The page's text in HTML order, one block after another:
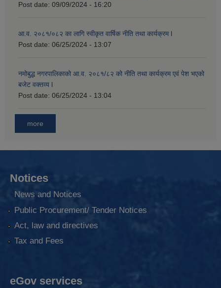
Post date: 09/09/2024 - 16:20
आ.व. २०८१/०८२ का लागि स्वीकृत वार्षिक नीति तथा कार्यक्रम l
Post date: 06/25/2024 - 13:07
नमोबुद्ध नगरपालिकाको आ‍.व. २०८१/८२ को नीति तथा कार्यक्रम एवं पेश भएको
बजेट वक्तव्य l
Post date: 06/25/2024 - 13:04
more
Notices
News and Notices
Public Procurement/ Tender Notices
Act, law and directives
Tax and Fees
eGov services